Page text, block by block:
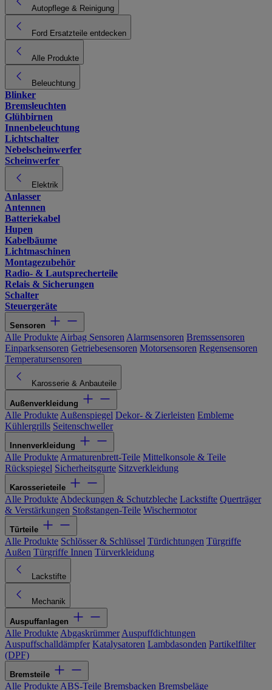
Autopflege & Reinigung
Ford Ersatzteile entdecken
Alle Produkte
Beleuchtung
Blinker
Bremsleuchten
Glühbirnen
Innenbeleuchtung
Lichtschalter
Nebelscheinwerfer
Scheinwerfer
Elektrik
Anlasser
Antennen
Batteriekabel
Hupen
Kabelbäume
Lichtmaschinen
Montagezubehör
Radio- & Lautsprecherteile
Relais & Sicherungen
Schalter
Steuergeräte
Sensoren
Alle Produkte Airbag Sensoren Alarmsensoren Bremssensoren
Einparksensoren Getriebesensoren Motorsensoren Regensensoren
Temperatursensoren
Karosserie & Anbauteile
Außenverkleidung
Alle Produkte Außenspiegel Dekor- & Zierleisten Embleme
Kühlergrills Seitenschweller
Innenverkleidung
Alle Produkte Armaturenbrett-Teile Mittelkonsole & Teile
Rückspiegel Sicherheitsgurte Sitzverkleidung
Karosserieteile
Alle Produkte Abdeckungen & Schutzbleche Lackstifte Querträger
& Verstärkungen Stoßstangen-Teile Wischermotor
Türteile
Alle Produkte Schlösser & Schlüssel Türdichtungen Türgriffe
Außen Türgriffe Innen Türverkleidung
Lackstifte
Mechanik
Auspuffanlagen
Alle Produkte Abgaskrümmer Auspuffdichtungen
Auspuffschalldämpfer Katalysatoren Lambdasonden Partikelfilter
(DPF)
Bremsteile
Alle Produkte ABS-Teile Bremsbacken Bremsbeläge